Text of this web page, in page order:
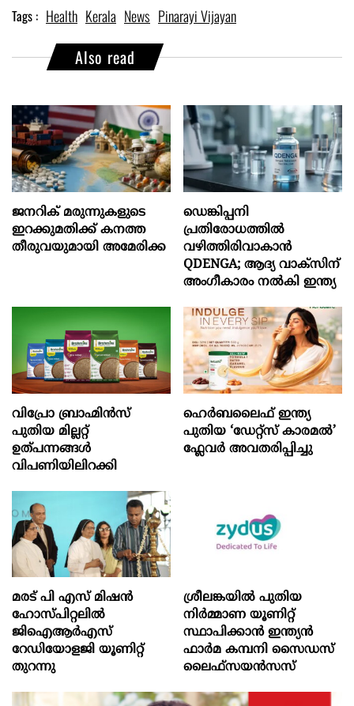
Tags : Health Kerala News Pinarayi Vijayan
Also read
ജനറിക് മരുന്നുകളുടെ
ഇറക്കുമതിക്ക് കനത്ത
തീരുവയുമായി അമേരിക്ക
ഡെങ്കിപ്പനി
പ്രതിരോധത്തിൽ
വഴിത്തിരിവാകാൻ
QDENGA; ആദ്യ വാക്സിന്
അംഗീകാരം നൽകി ഇന്ത്യ
വിപ്രോ ബ്രാഹ്മിൻസ്
പുതിയ മില്ലറ്റ്
ഉത്പന്നങ്ങൾ
വിപണിയിലിറക്കി
ഹെർബലൈഫ് ഇന്ത്യ
പുതിയ ‘ഡേറ്റ്സ് കാരമൽ’
ഫ്ലേവർ അവതരിപ്പിച്ചു
മരട് പി എസ് മിഷന്‍
ഹോസ്പിറ്റലില്‍
ജിഐആര്‍എസ്
റേഡിയോളജി യൂണിറ്റ്
തുറന്നു
ശ്രീലങ്കയിൽ പുതിയ
നിർമ്മാണ യൂണിറ്റ്
സ്ഥാപിക്കാൻ ഇന്ത്യൻ
ഫാർമ കമ്പനി സൈഡസ്
ലൈഫ്സയൻസസ്